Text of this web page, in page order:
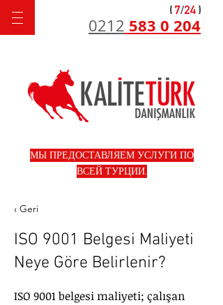
0212 583 0 204
МЫ ПРЕДОСТАВЛЯЕМ УСЛУГИ ПО
ВСЕЙ ТУРЦИИ.
‹ Geri
ISO 9001 Belgesi Maliyeti
Neye Göre Belirlenir?
ISO 9001 belgesi maliyeti; çalışan